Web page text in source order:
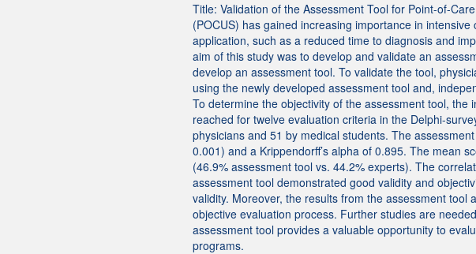
Title: Validation of the Assessment Tool for Point-of-
(POCUS) has gained increasing importance in
application, such as a reduced time to diagnosis and
aim of this study was to develop and validate an
develop an assessment tool. To validate the tool,
using the newly developed assessment tool and,
To determine the objectivity of the assessment tool,
reached for twelve evaluation criteria in the Delphi-
physicians and 51 by medical students. The
0.001) and a Krippendorff’s alpha of 0.895. The mean
(46.9% assessment tool vs. 44.2% experts). The
assessment tool demonstrated good validity and
validity. Moreover, the results from the assessment
objective evaluation process. Further studies are
assessment tool provides a valuable opportunity to
programs.